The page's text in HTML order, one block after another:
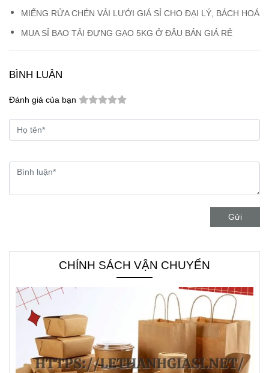
MIẾNG RỬA CHÉN VẢI LƯỚI GIÁ SỈ CHO ĐẠI LÝ, BÁCH HOÁ
MUA SỈ BAO TẢI ĐỰNG GẠO 5KG Ở ĐÂU BÁN GIÁ RẺ
BÌNH LUẬN
Đánh giá của bạn
Gửi
CHÍNH SÁCH VẬN CHUYỂN